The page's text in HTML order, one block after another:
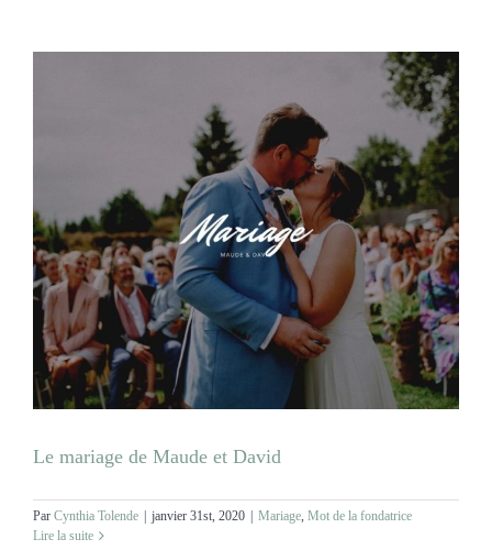
Le mariage de Maude et David
Par Cynthia Tolende | janvier 31st, 2020 | Mariage Mot de la fondatrice
Lire la suite